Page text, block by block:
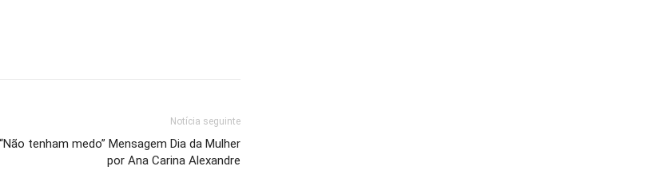
Notícia seguinte
“Não tenham medo” Mensagem Dia da Mulher
por Ana Carina Alexandre